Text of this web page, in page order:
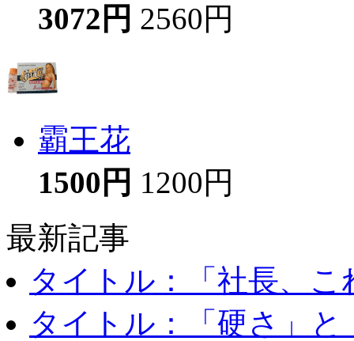
3072円 2560円
霸王花
1500円 1200円
最新記事
タイトル：「社長、こ
タイトル：「硬さ」と